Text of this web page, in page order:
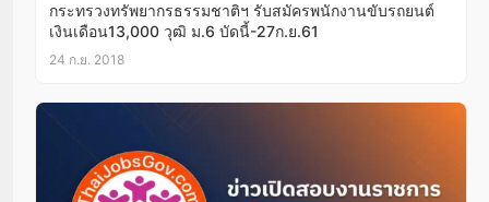
กระทรวงทรัพยากรธรรมชาติฯ รับสมัครพนักงานขับรถยนต์
เงินเดือน13,000 วุฒิ ม.6 บัดนี้-27ก.ย.61
24 ก.ย. 2018